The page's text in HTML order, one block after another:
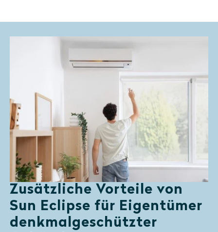
Zusätzliche Vorteile von
Sun Eclipse für Eigentümer
denkmalgeschützter